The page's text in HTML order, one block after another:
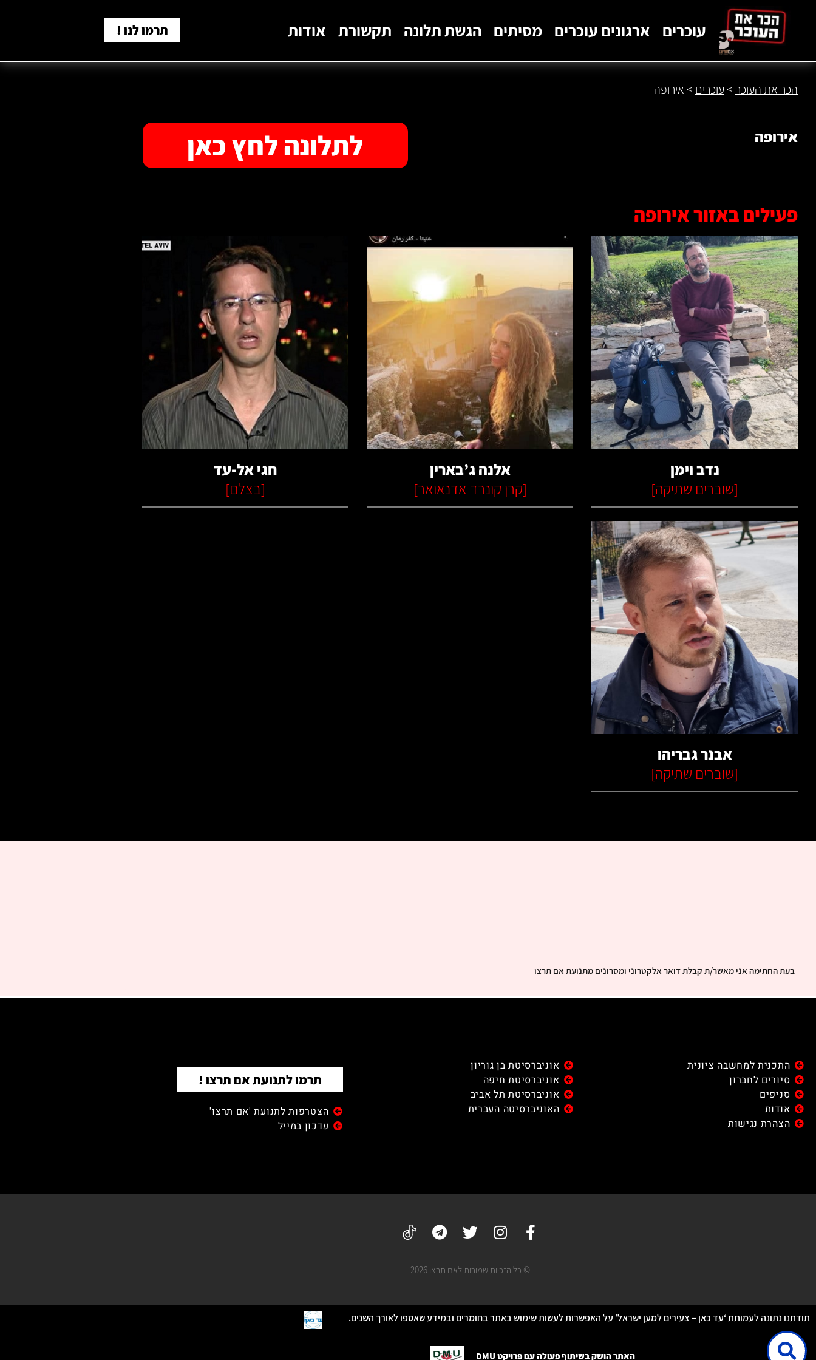
עוכרים ארגונים עוכרים מסיתים הגשת תלונה תקשורת אודות תרמו לנו !
הכר את העוכר >עוכרים >אירופה
אירופה לתלונה לחץ כאן
פעילים באזור אירופה
קרא עוד
נדב וימן
[שוברים שתיקה]
קרא עוד
אלנה ג’בארין
[קרן קונרד אדנאואר]
קרא עוד
חגי אל-עד
[בצלם]
קרא עוד
אבנר גבריהו
[שוברים שתיקה]
בעת החתימה אני מאשר/ת קבלת דואר אלקטרוני ומסרונים מתנועת אם תרצו
התכנית למחשבה ציונית
סיורים לחברון
סניפים
אודות
הצהרת נגישות
אוניברסיטת בן גוריון
אוניברסיטת חיפה
אוניברסיטת תל אביב
האוניברסיטה העברית
תרמו לתנועת אם תרצו !
הצטרפות לתנועת 'אם תרצו'
עדכון במייל
© כל הזכיות שמורות לאם תרצו 2026
תודתנו נתונה לעמותת ‘עד כאן – צעירים למען ישראל’ על האפשרות לעשות שימוש באתר בחומרים ובמידע שאספו לאורך השנים.
האתר הושק בשיתוף פעולה עם פרויקט DMU